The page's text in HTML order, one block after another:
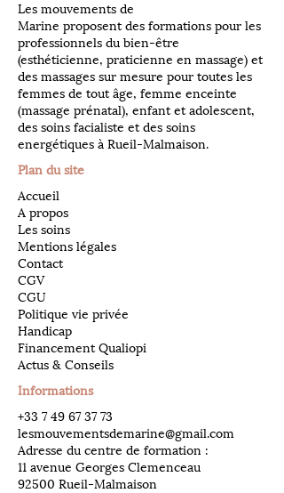
Les mouvements de
Marine proposent des formations pour les
professionnels du bien-être
(esthéticienne, praticienne en massage) et
des massages sur mesure pour toutes les
femmes de tout âge, femme enceinte
(massage prénatal), enfant et adolescent,
des soins facialiste et des soins
energétiques à Rueil-Malmaison.
Plan du site
Accueil
A propos
Les soins
Mentions légales
Contact
CGV
CGU
Politique vie privée
Handicap
Financement Qualiopi
Actus & Conseils
Informations
​+33 7 49 67 37 73
lesmouvementsdemarine@gmail.com
Adresse du centre de formation :
11 avenue Georges Clemenceau
92500 Rueil-Malmaison